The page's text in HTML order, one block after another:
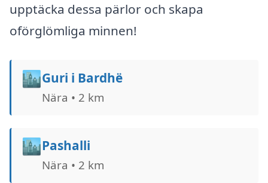
upptäcka dessa pärlor och skapa
oförglömliga minnen!
🏙️Guri i Bardhë
Nära • 2 km
🏙️Pashalli
Nära • 2 km